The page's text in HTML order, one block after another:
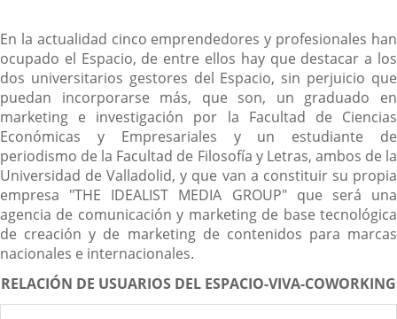
En la actualidad cinco emprendedores y profesionales han
ocupado el Espacio, de entre ellos hay que destacar a los
dos universitarios gestores del Espacio, sin perjuicio que
puedan incorporarse más, que son, un graduado en
marketing e investigación por la Facultad de Ciencias
Económicas y Empresariales y un estudiante de
periodismo de la Facultad de Filosofía y Letras, ambos de la
Universidad de Valladolid, y que van a constituir su propia
empresa "THE IDEALIST MEDIA GROUP" que será una
agencia de comunicación y marketing de base tecnológica
de creación y de marketing de contenidos para marcas
nacionales e internacionales.
RELACIÓN DE USUARIOS DEL ESPACIO-VIVA-COWORKING